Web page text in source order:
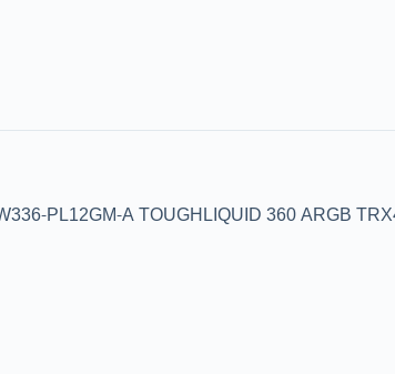
PL12GM-A TOUGHLIQUID 360 ARGB